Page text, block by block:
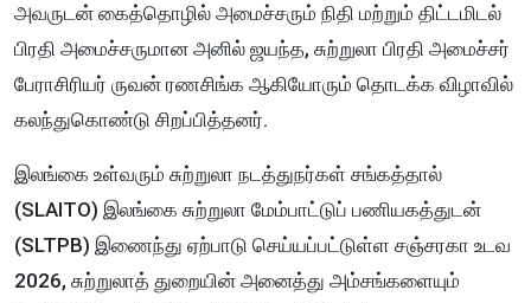
அவருடன் கைத்தொழில் அமைச்சரும் நிதி மற்றும் திட்டமிடல்
பிரதி அமைச்சருமான அனில் ஜயந்த, சுற்றுலா பிரதி அமைச்சர்
பேராசிரியர் ருவன் ரணசிங்க ஆகியோரும் தொடக்க விழாவில்
கலந்துகொண்டு சிறப்பித்தனர்.
இலங்கை உள்வரும் சுற்றுலா நடத்துநர்கள் சங்கத்தால்
(SLAITO) இலங்கை சுற்றுலா மேம்பாட்டுப் பணியகத்துடன்
(SLTPB) இணைந்து ஏற்பாடு செய்யப்பட்டுள்ள சஞ்சரகா உடவ
2026, சுற்றுலாத் துறையின் அனைத்து அம்சங்களையும்